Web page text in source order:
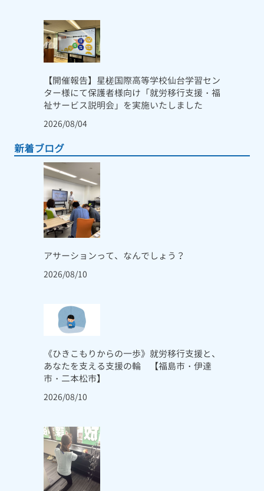
【開催報告】星槎国際高等学校仙台学習セン
ター様にて保護者様向け「就労移行支援・福
祉サービス説明会」を実施いたしました
2026/08/04
新着ブログ
アサーションって、なんでしょう？
2026/08/10
《ひきこもりからの一歩》就労移行支援と、
あなたを支える支援の輪 【福島市・伊達
市・二本松市】
2026/08/10